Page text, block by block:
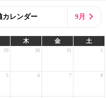
カレンダー 9月
木 金 土
29 30 31 1
5 6 7 8